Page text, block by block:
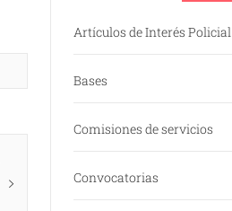
Artículos de Interés Policial
Bases
Comisiones de servicios
Convocatorias